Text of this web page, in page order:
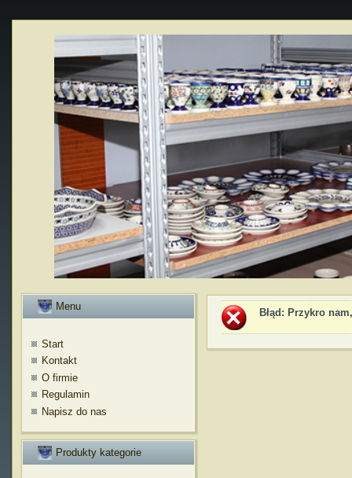
Menu
Start
Kontakt
O firmie
Regulamin
Napisz do nas
Produkty kategorie
Błąd : Przykro